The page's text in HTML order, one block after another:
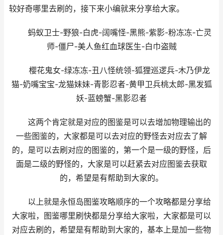
较好奇哪里去刷的，接下来小编就来分享给大家。
蚂蚁卫士-野狼-白虎-阔嘴怪-黑熊-紫影-粉冻冻-亡灵
师-僵尸-美人鱼红血球医生-白巾盗贼
樱花鬼女-绿冻冻-丑八怪统领-狐狸巡逻兵-木乃伊龙
猫-奶嘴宝宝-龙猫妹妹-青影忍者-黄甲卫兵桃太郎-黑发狐
妖-蓝螃蟹-黑影忍者
这两个肯定就是对应的图鉴是可以去增加物理输出的
一些图鉴的，大家都是可以去对应的野怪去对应去了解
的，是可以去刷对应的图鉴的，第一个是一级的野怪，后
面是二级的野怪的，大家是可以赶紧去对应图鉴去获取
的，希望是有帮助到大家的。
以上就是永恒岛图鉴攻略顺序的一个攻略都是分享给
大家啦，图鉴哪里刷快都是分享给大家啦，大家都是可以
对应去刷的，希望是有帮助到大家的，基本上是加一些物